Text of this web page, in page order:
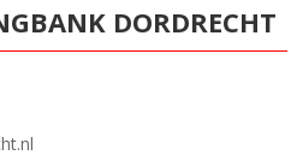
DORDRECHT